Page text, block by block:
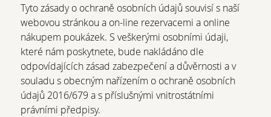
Tyto zásady o ochraně osobních údajů souvisí s naší
webovou stránkou a on-line rezervacemi a online
nákupem poukázek. S veškerými osobními údaji,
které nám poskytnete, bude nakládáno dle
odpovídajících zásad zabezpečení a důvěrnosti a v
souladu s obecným nařízením o ochraně osobních
údajů 2016/679 a s příslušnými vnitrostátními
právními předpisy.